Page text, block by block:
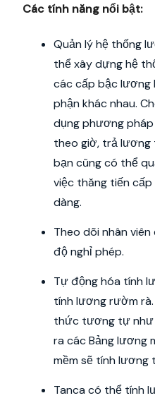
Các tính năng nổi bật:
Quản lý hệ thống
thể xây dựng hệ
các cấp bậc lương
phận khác nhau.
dụng phương pháp
theo giờ, trả lương
bạn cũng có thể
việc thăng tiến
dàng.
Theo dõi nhân viên
độ nghỉ phép.
Tự động hóa tính
tính lương rườm
thức tương tự như
ra các Bảng lương
mềm sẽ tính lương
Tanca có thể tính